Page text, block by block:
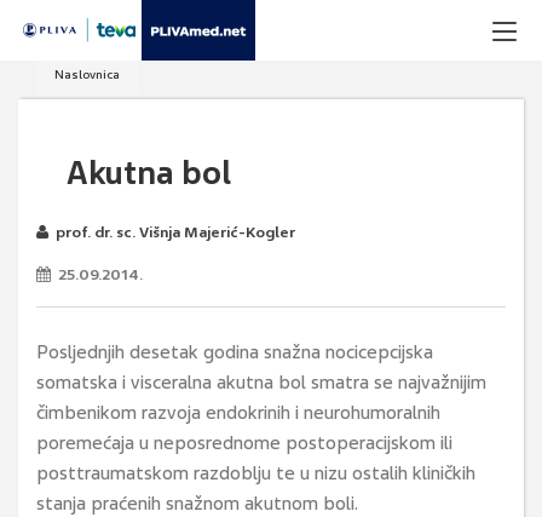
Naslovnica
Akutna bol
prof. dr. sc. Višnja Majerić-Kogler
25.09.2014.
Posljednjih desetak godina snažna nocicepcijska
somatska i visceralna akutna bol smatra se najvažnijim
čimbenikom razvoja endokrinih i neurohumoralnih
poremećaja u neposrednome postoperacijskom ili
posttraumatskom razdoblju te u nizu ostalih kliničkih
stanja praćenih snažnom akutnom boli.